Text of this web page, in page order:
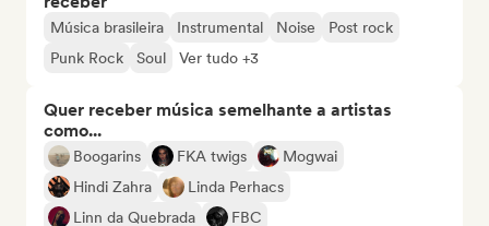
Música brasileira Instrumental Noise
Post rock
Punk Rock
Soul Ver tudo +3
Quer receber música semelhante a artistas
como...
Boogarins FKA twigs
Mogwai
Hindi Zahra
Linda Perhacs
Linn da Quebrada
FBC